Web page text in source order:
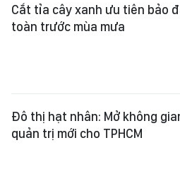
Cắt tỉa cây xanh ưu tiên bảo
toàn trước mùa mưa
Đô thị hạt nhân: Mở không
quản trị mới cho TPHCM